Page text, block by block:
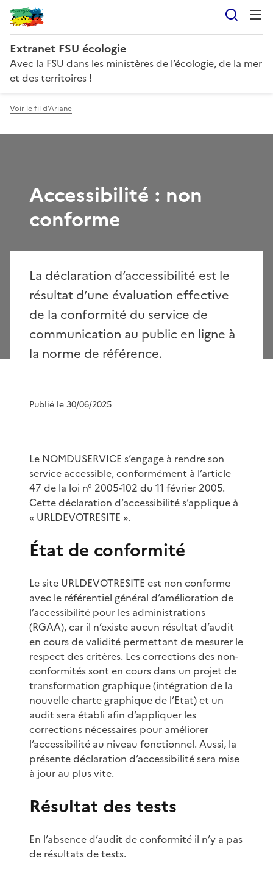
Extranet FSU écologie
Avec la FSU dans les ministères de l’écologie, de la mer
et des territoires !
Voir le fil d'Ariane
Accessibilité : non
conforme
La déclaration d’accessibilité est le
résultat d’une évaluation effective
de la conformité du service de
communication au public en ligne à
la norme de référence.
Publié le 30/06/2025
Le NOMDUSERVICE s’engage à rendre son
service accessible, conformément à l’article
47 de la loi n° 2005-102 du 11 février 2005.
Cette déclaration d’accessibilité s’applique à
« URLDEVOTRESITE ».
État de conformité
Le site URLDEVOTRESITE est non conforme
avec le référentiel général d’amélioration de
l’accessibilité pour les administrations
(RGAA), car il n’existe aucun résultat d’audit
en cours de validité permettant de mesurer le
respect des critères. Les corrections des non-
conformités sont en cours dans un projet de
transformation graphique (intégration de la
nouvelle charte graphique de l’Etat) et un
audit sera établi afin d’appliquer les
corrections nécessaires pour améliorer
l’accessibilité au niveau fonctionnel. Aussi, la
présente déclaration d’accessibilité sera mise
à jour au plus vite.
Résultat des tests
En l’absence d’audit de conformité il n’y a pas
de résultats de tests.